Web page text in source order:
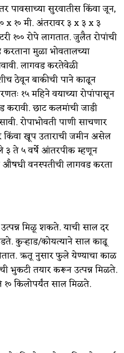
पावसाच्या सुरवातीस किंवा जून,
x १० मी. अंतरावर ३ x ३ x ३
१०० रोपे लागतात. जुलैत रोपांची
मुळा भोवतालच्या
लागवड करतेवेळी
ठेवून बाकीची पाने काढून
१५ महिने वयाच्या रोपांपासून
छाट कलमांची जाडी
रोपाभोवती पाणी साचणार
किंवा खूप उताराची जमीन असेल
३ ते ५ वर्षे आंतरपीक म्हणून
औषधी वनस्पतीची लागवड करता
उत्पन्न मिळू शकते. याची साल दर
कुऱ्हाड/कोयत्याने साल काढू
ऋतू नुसार फुले येण्याचा काळ
भुकटी तयार करून उत्पन्न मिळते.
१० किलोपर्यंत साल मिळते.